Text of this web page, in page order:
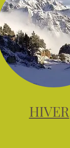
HIVER